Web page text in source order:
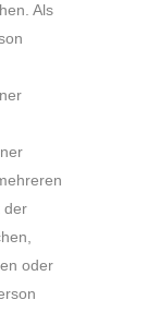
Als
der
oder